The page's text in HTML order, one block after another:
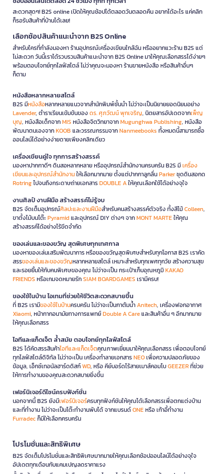
สะดวกสุดๆ! B2S online เปิดให้คุณช้อปได้ตลอดวันตลอดคืน อยากได้อะไร แค่คลิก
ก็รอรับสินค้าที่บ้านได้เลย!
เลือกช้อปสินค้าแนะนำจาก B2S Online
สำหรับใครที่กำลังมองหา ร้านอุปกรณ์เครื่องเขียนใกล้ฉัน หรืออยากแวะร้าน B2S แต่
ไม่สะดวก วันนี้เราได้รวบรวมสินค้าแนะนำจาก B2S Online มาให้คุณเลือกสรรได้ง่ายๆ
พร้อมตอบโจทย์ทุกไลฟ์สไตล์ ไม่ว่าคุณจะมองหา ร้านขายหนังสือ หรือสินค้าอื่นๆ
ก็ตาม
หนังสือหลากหลายสไตล์
B2S มีหนังสือหลากหลายแนวจากสำนักพิมพ์ชั้นนำ ไม่ว่าจะเป็นนิยายยอดนิยมอย่าง
Lavender, ตำราเรียนเข้มข้นของดร. ศุภวัฒน์ พุกเจริญ, นิตยสารอัปเดตจากเพ็ญ
บุญ, หนังสือเด็กจากMIS หนังสือจิตวิทยาจากMugunghwa Publishing, หนังสือ
พัฒนาตนเองจากKOOB และวรรณกรรมจากNanmeebooks ทั้งหมดนี้สามารถซื้อ
ออนไลน์ได้อย่างง่ายดายเพียงคลิกเดียว
เครื่องเขียนคู่ใจ ทุกการสร้างสรรค์
มองหาปากกาดีๆ ดินสอหลากหลาย หรืออุปกรณ์สำนักงานครบครัน B2S มีเครื่อง
เขียนและอุปกรณ์สำนักงานให้เลือกมากมาย ตั้งแต่ปากกาลูกลื่นParkerชุดดินสอกด
Rotringไปจนถึงกระดาษถ่ายเอกสารDOUBLE Aให้คุณเลือกใช้ได้อย่างจุใจ
งานศิลป์ งานฝีมือ สร้างสรรค์ไม่รู้จบ
B2S จัดเต็มอุปกรณ์ศิลปะและงานฝีมือสำหรับคนสร้างสรรค์ตัวจริง ทั้งสีไม้Colleen,
ขาตั้งไม้บนโต๊ะPyramidและอุปกรณ์ DIY ต่างๆ จากMONT MARTEให้คุณ
สร้างสรรค์ได้อย่างไร้ขีดจำกัด
ของเล่นและของขวัญ สุดพิเศษทุกเทศกาล
มองหาของเล่นเสริมพัฒนาการ หรือของขวัญสุดพิเศษสำหรับทุกโอกาส B2S เราคัด
สรรของเล่นและของขวัญหลากหลายสไตล์ เหมาะสำหรับทุกเพศทุกวัย สร้างความสุข
และรอยยิ้มให้กับคนพิเศษของคุณ ไม่ว่าจะเป็น กระเป๋าเก็บอุณหภูมิKAKAO
FRIENDS หรือเกมจดหมายรักSIAM BOARDGAMES เรามีครบ!
ของใช้ในบ้าน ไอเทมที่ช่วยให้ชีวิตสะดวกสบายขึ้น
ที่ B2S เรามีของใช้ในบ้านครบครัน ไม่ว่าจะเป็นกาต้มน้ำAnitech, เครื่องฟอกอากาศ
Xiaomi, หน้ากากอนามัยทางการแพทย์Double A Careและสินค้าอื่น ๆ อีกมากมาย
ให้คุณเลือกสรร
ไอทีและแก็ดเจ็ต ล้ำสมัย ตอบโจทย์ทุกไลฟ์สไตล์
B2S ได้คัดสรรสินค้าไอทีและแก็ดเจ็ตคุณภาพเยี่ยมมาให้คุณเลือกสรร เพื่อตอบโจทย์
ทุกไลฟ์สไตล์ดิจิทัล ไม่ว่าจะเป็น เครื่องทำลายเอกสารNEOเพื่อความปลอดภัยของ
ข้อมูล, เอ็กซ์เทอนัลฮาร์ดดิสก์WD, หรือ คีย์บอร์ดไร้สายเมาส์คอมโบGEEZERที่ช่วย
ให้การทำงานของคุณสะดวกสบายยิ่งขึ้น
เฟอร์นิเจอร์ดีไซน์ครบฟังก์ชั่น
นอกจากนี้ B2S ยังมีเฟอร์นิเจอร์ครบทุกฟังก์ชันให้คุณได้เลือกสรรเพื่อตกแต่งบ้าน
และที่ทำงาน ไม่ว่าจะเป็นโต๊ะทำงานพับได้ จากแบรนด์ONEหรือ เก้าอี้ทำงาน
Furradecก็มีให้เลือกครบครัน
โปรโมชั่นและสิทธิพิเศษ
B2S จัดเต็มโปรโมชั่นและสิทธิพิเศษมากมายให้คุณเลือกช้อปออนไลน์ได้อย่างจุใจ
อัปเดตทุกเดือนกับแคมเปญลดราคาแรง